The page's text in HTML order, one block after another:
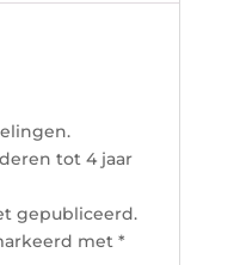
tot 4 jaar
gepubliceerd.
met *